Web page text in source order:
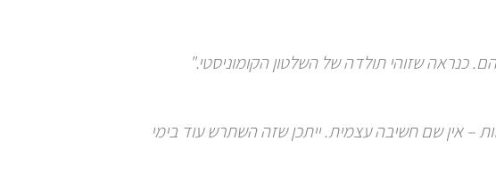
כנראה שזוהי תולדה של השלטון הקומוניסטי."
– אין שם חשיבה עצמית. ייתכן שזה השתרש עוד בימי